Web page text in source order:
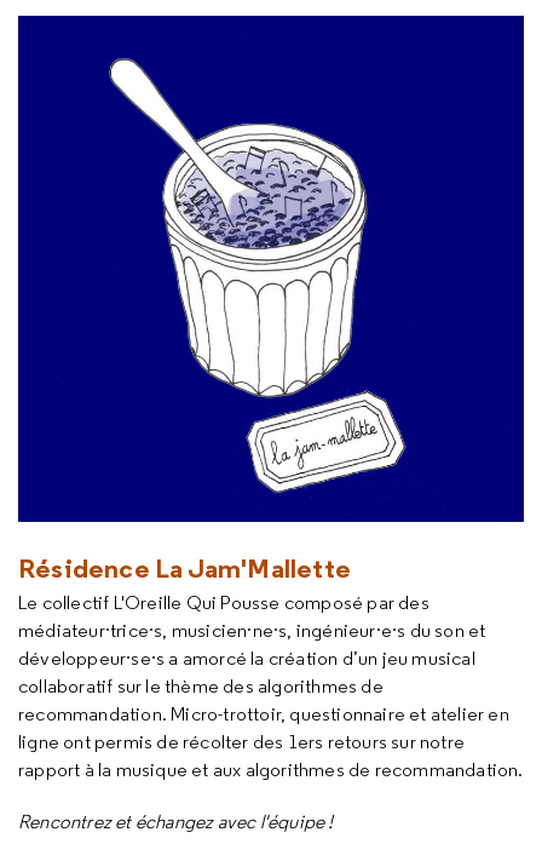
Résidence La Jam'Mallette
Le collectif L'Oreille Qui Pousse composé par des
médiateur·trice·s, musicien·ne·s, ingénieur·e·s du son et
développeur·se·s a amorcé la création d’un jeu musical
collaboratif sur le thème des algorithmes de
recommandation. Micro-trottoir, questionnaire et atelier en
ligne ont permis de récolter des 1ers retours sur notre
rapport à la musique et aux algorithmes de recommandation.
Rencontrez et échangez avec l'équipe !